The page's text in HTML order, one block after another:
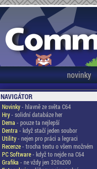
novinky
NAVIGÁTOR
Novinky- hlavně ze světa C64
Hry- solidní databáze her
Dema - pouze ta nejlepší
Dentra - když stačí jeden soubor
Utility- nejen pro práci a legraci
Recenze- trocha textu o všem možném
PC Software- když to nejde na C64
Grafika - ne vždy jen 320x200